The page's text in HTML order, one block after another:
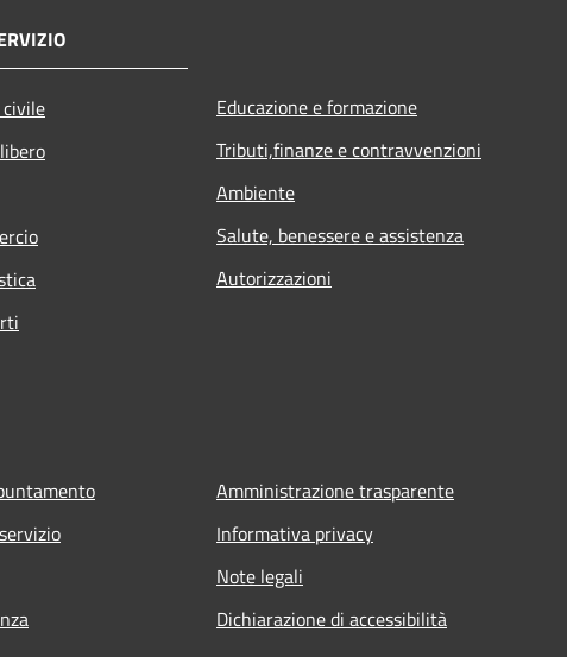
Educazione e formazione
Tributi,finanze e contravvenzioni
Ambiente
Salute, benessere e assistenza
Autorizzazioni
Amministrazione trasparente
Informativa privacy
Note legali
Dichiarazione di accessibilità